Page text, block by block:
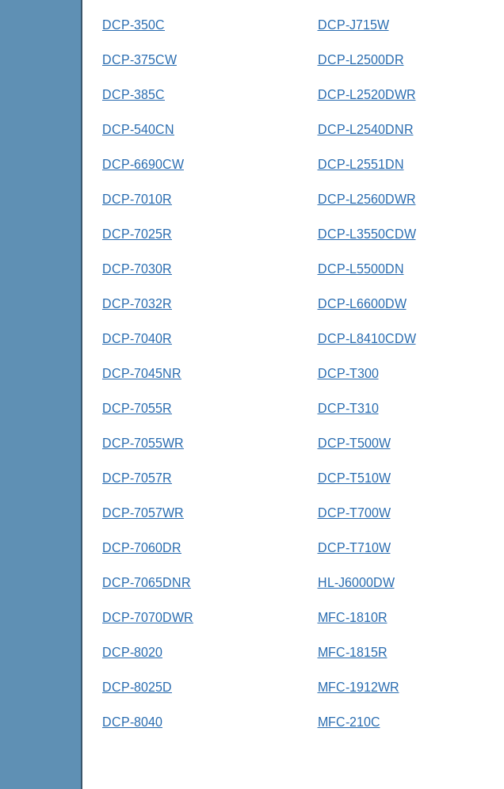
DCP-350C
DCP-375CW
DCP-385C
DCP-540CN
DCP-6690CW
DCP-7010R
DCP-7025R
DCP-7030R
DCP-7032R
DCP-7040R
DCP-7045NR
DCP-7055R
DCP-7055WR
DCP-7057R
DCP-7057WR
DCP-7060DR
DCP-7065DNR
DCP-7070DWR
DCP-8020
DCP-8025D
DCP-8040
DCP-J715W
DCP-L2500DR
DCP-L2520DWR
DCP-L2540DNR
DCP-L2551DN
DCP-L2560DWR
DCP-L3550CDW
DCP-L5500DN
DCP-L6600DW
DCP-L8410CDW
DCP-T300
DCP-T310
DCP-T500W
DCP-T510W
DCP-T700W
DCP-T710W
HL-J6000DW
MFC-1810R
MFC-1815R
MFC-1912WR
MFC-210C